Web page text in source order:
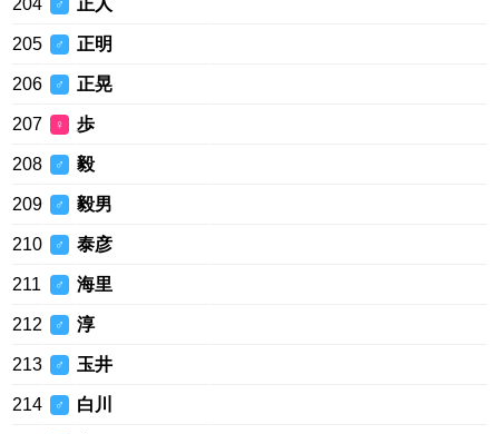
204 ♂ 正人
205 ♂ 正明
206 ♂ 正晃
207 ♀ 歩
208 ♂ 毅
209 ♂ 毅男
210 ♂ 泰彦
211 ♂ 海里
212 ♂ 淳
213 ♂ 玉井
214 ♂ 白川